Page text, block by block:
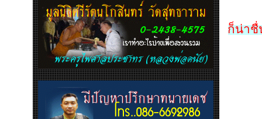
ก็น่าชื่